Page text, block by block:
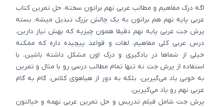
اگه درک مفاهیم و مطالب عربی نهم براتون سخته، حل تمرین کتاب
عربی پایه نهم هم براتون به یک چالش بزرگ تبدیل میشه. بسته
پرش جت عربی پایه نهم دقیقا همون چیزیه که بهش نیاز دارین.
درس عربی کلی مفاهیم، لغات و قواعد پیچیده داره که ممکنه
خیلی از شماها در یادگیری و درک اون مشکل داشته باشین. با
استفاده از پرش جت نه تنها تمام مطالب درسی رو با مثال و تمرین
به خوبی یاد می‌گیرین، بلکه به دور از هیاهوی کلاس، گام به گام
عربی نهم رو یاد می‌گیرین.
پرش جت شامل فیلم تدریس و حل تمرین عربی نهمه و خیالتون